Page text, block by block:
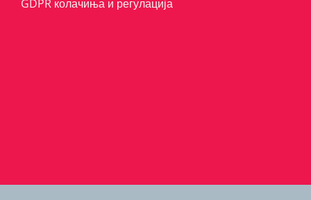
GDPR колачиња и регулација